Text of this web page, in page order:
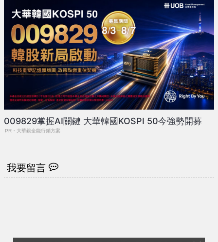
009829掌握AI關鍵 大華韓國KOSPI 50今強勢開募
PR・大華銀全能行銷方案
我要留言